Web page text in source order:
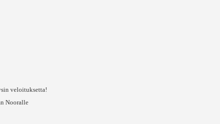
veloituksetta!
Nooralle